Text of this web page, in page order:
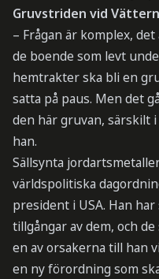
Gruvstriden vid
– Frågan är komplex,
de boende som levt
hemtrakter ska bli en
satta på paus. Men det
den här gruvan, särskilt
han.
Sällsynta
världspolitiska
president i USA. Han
tillgångar av dem, och
en av orsakerna till han
en ny förordning som